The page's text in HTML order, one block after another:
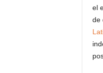
el
de